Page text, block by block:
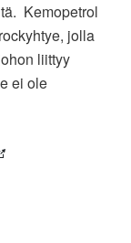
Kemopetrol
jolla
liittyy
ei ole